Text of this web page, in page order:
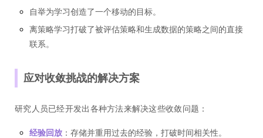
自举为学习创造了一个移动的目标。
离策略学习打破了被评估策略和生成数据的策略之间的直接
联系。
应对收敛挑战的解决方案
研究人员已经开发出各种方法来解决这些收敛问题：
经验回放 ：存储并重用过去的经验，打破时间相关性。